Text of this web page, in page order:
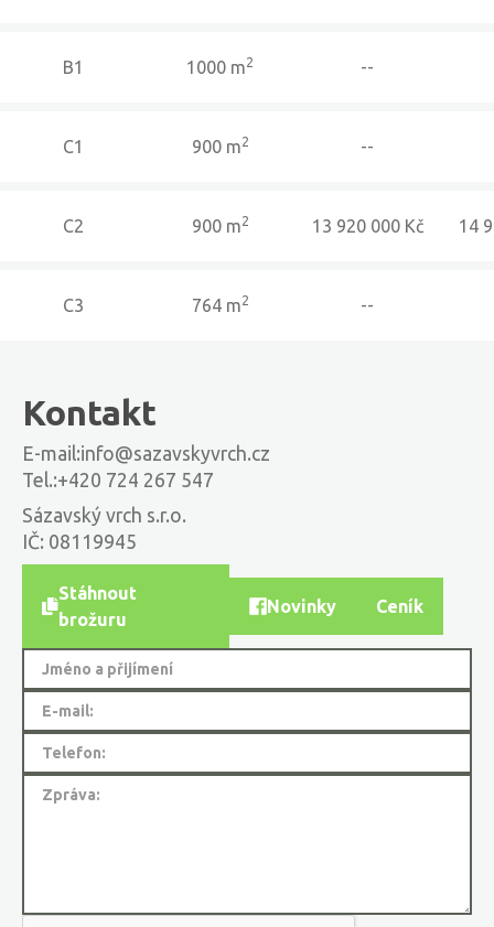
B1 1000 m2 --
C1 900 m2 --
C2 900 m2 13 920 000 Kč 14
C3 764 m2 --
Kontakt
E-mail:info@sazavskyvrch.cz
Tel.:+420 724 267 547
Sázavský vrch s.r.o.
IČ: 08119945
Stáhnout
brožuru
Novinky Ceník